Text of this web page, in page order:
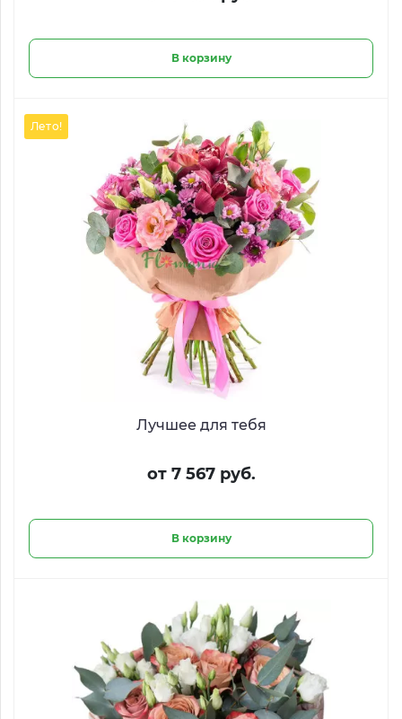
В корзину
Лучшее для тебя
от 7 567 руб.
В корзину
Лето!